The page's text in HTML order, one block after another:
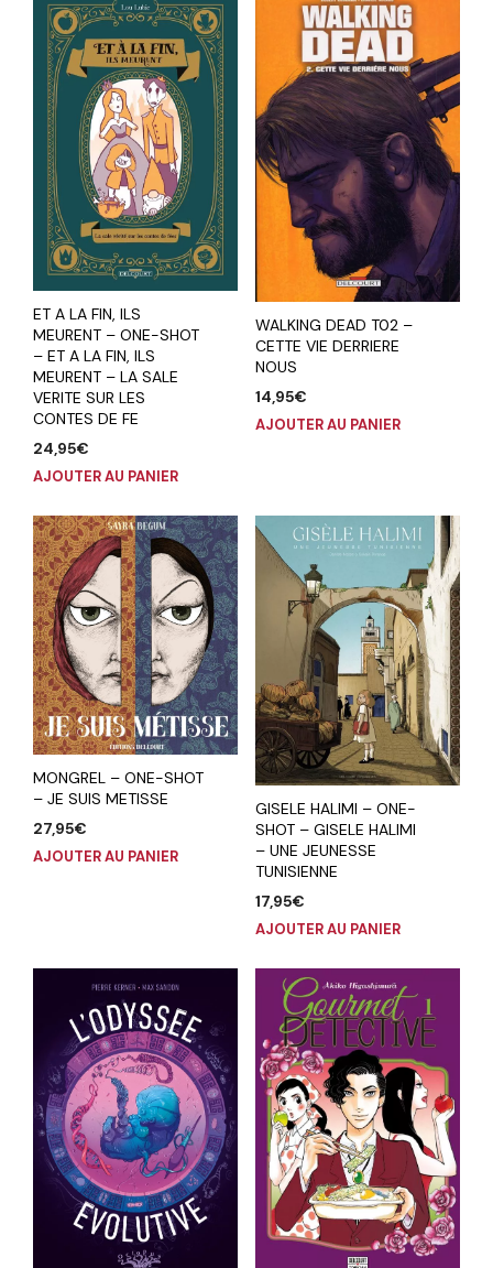
ET A LA FIN, ILS
MEURENT – ONE-SHOT
– ET A LA FIN, ILS
MEURENT – LA SALE
VERITE SUR LES
CONTES DE FE
24,95€
AJOUTER AU PANIER
WALKING DEAD T02 –
CETTE VIE DERRIERE
NOUS
14,95€
AJOUTER AU PANIER
MONGREL – ONE-SHOT
– JE SUIS METISSE
27,95€
AJOUTER AU PANIER
GISELE HALIMI – ONE-
SHOT – GISELE HALIMI
– UNE JEUNESSE
TUNISIENNE
17,95€
AJOUTER AU PANIER